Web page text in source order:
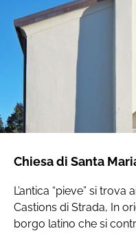
Chiesa di Santa
L’antica “pieve” si
Castions di Strada, In
borgo latino che si